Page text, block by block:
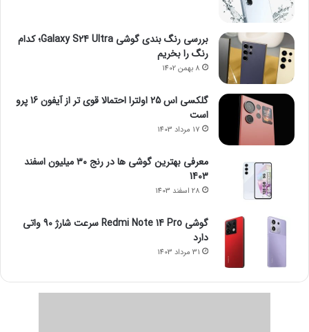
بررسی رنگ بندی گوشی Galaxy S24 Ultra؛ کدام
رنگ را بخریم
8 بهمن 1402
گلکسی اس 25 اولترا احتمالا قوی تر از آیفون 16 پرو
است
17 مرداد 1403
معرفی بهترین گوشی ها در رنج ۳۰ میلیون اسفند
1403
28 اسفند 1403
گوشی Redmi Note 14 Pro سرعت شارژ 90 واتی
دارد
31 مرداد 1403